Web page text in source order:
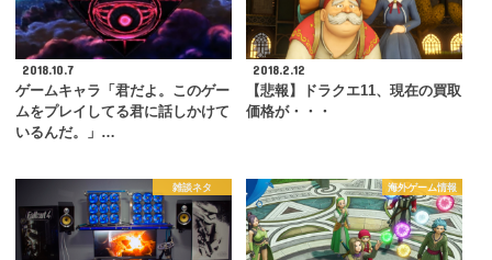
2018.10.7
ゲームキャラ「君だよ。このゲー
ムをプレイしてる君に話しかけて
いるんだ。」…
2018.2.12
【悲報】ドラクエ11、現在の買取
価格が・・・
雑談ネタ 海外ゲーム情報